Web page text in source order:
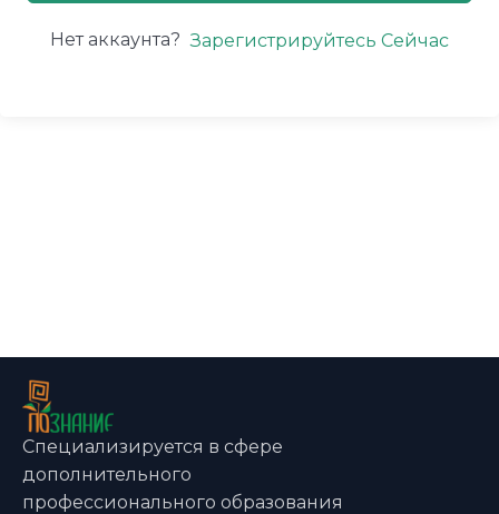
Нет аккаунта? Зарегистрируйтесь Сейчас
Специализируется в сфере
дополнительного
профессионального образования